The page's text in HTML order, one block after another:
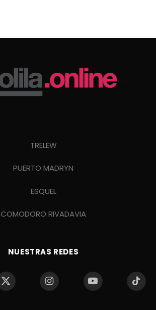
TRELEW
PUERTO MADRYN
ESQUEL
COMODORO RIVADAVIA
NUESTRAS REDES
X
Instagram YouTube